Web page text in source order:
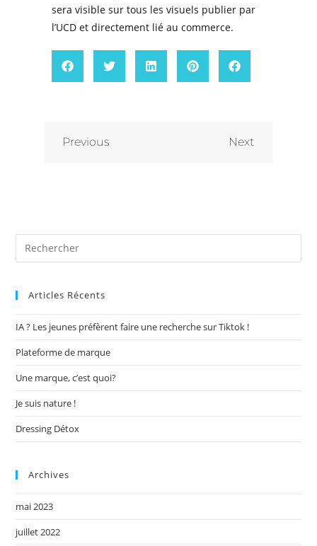
sera visible sur tous les visuels publier par
l’UCD et directement lié au commerce.
Previous Next
Articles Récents
IA ? Les jeunes préfèrent faire une recherche sur Tiktok !
Plateforme de marque
Une marque, c’est quoi?
Je suis nature !
Dressing Détox
Archives
mai 2023
juillet 2022